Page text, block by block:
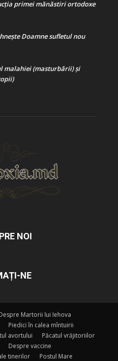
primei mănăstiri ortodoxe
Doamne sufletul nou
malahiei (masturbării) şi
NOI
NE
Martorii lui Iehova
Piedici în calea mîntuirii
avortului
Păcatul vrăjitoriilor
Despre vaccine
tinerilor
Postul Mare